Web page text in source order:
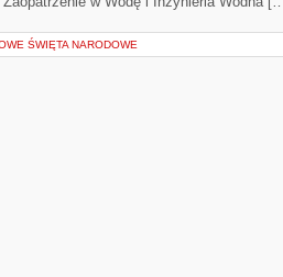
ŚWIĘTA NARODOWE